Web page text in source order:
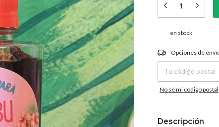
en stock
Entregas para el CP:
Opciones de
No sé mi código postal
Descripción